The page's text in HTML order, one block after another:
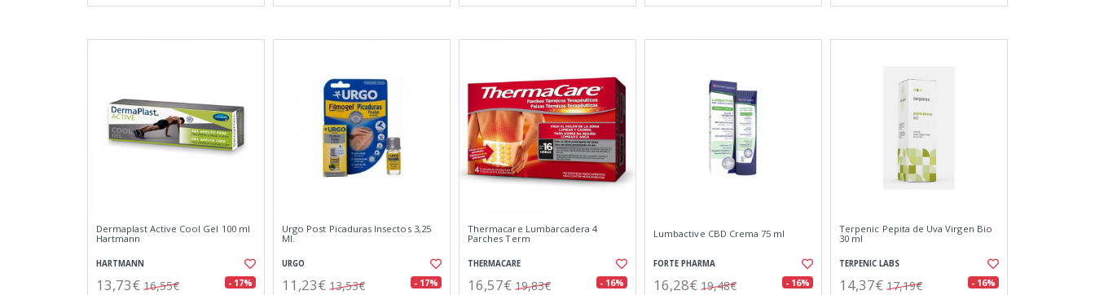
Dermaplast Active Cool Gel 100 ml
Hartmann
HARTMANN
13,73€ 16,55€ - 17%
Urgo Post Picaduras Insectos 3,25
Ml.
URGO
11,23€ 13,53€ - 17%
Thermacare Lumbarcadera 4
Parches Term
THERMACARE
16,57€ 19,83€ - 16%
Lumbactive CBD Crema 75 ml
FORTE PHARMA
16,28€ 19,48€ - 16%
Terpenic Pepita de Uva Virgen Bio
30 ml
TERPENIC LABS
14,37€ 17,19€ - 16%